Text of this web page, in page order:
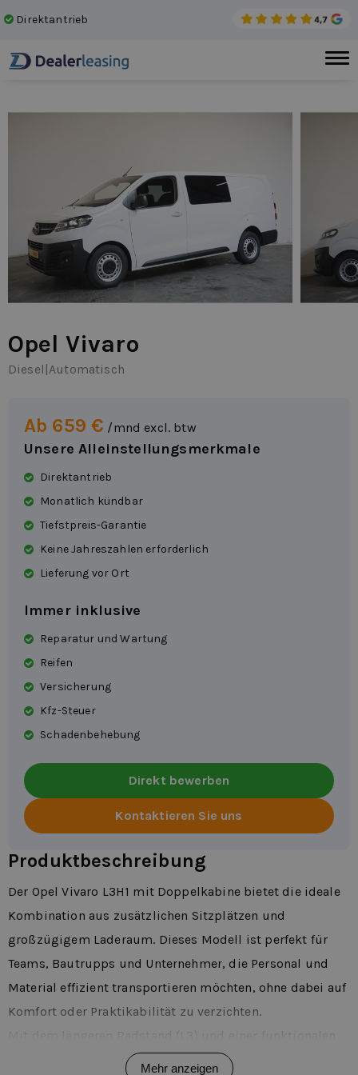
Direktantrieb
Opel Vivaro
Diesel |Automatisch
Ab 659 € /mnd excl. btw
Unsere Alleinstellungsmerkmale
Direktantrieb
Monatlich kündbar
Tiefstpreis-Garantie
Keine Jahreszahlen erforderlich
Lieferung vor Ort
Immer inklusive
Reparatur und Wartung
Reifen
Versicherung
Kfz-Steuer
Schadenbehebung
Direkt bewerben
Kontaktieren Sie uns
Produktbeschreibung
Der Opel Vivaro L3H1 mit Doppelkabine bietet die ideale
Kombination aus zusätzlichen Sitzplätzen und
großzügigem Laderaum. Dieses Modell ist perfekt für
Teams, Bautrupps und Unternehmer, die Personal und
Material effizient transportieren möchten, ohne dabei auf
Komfort oder Praktikabilität zu verzichten.
Kabine sind Sie immer für Ihren Arbeitstag gerüstet –
Mehr anzeigen